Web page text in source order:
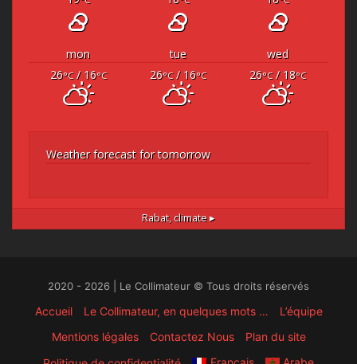
mon tue
wed
26°C/ 16°C 26°C/ 16°C 26°C/ 18°C
Weather forecast for tomorrow
Rabat, climate ▸
2020 - 2026 | Le Collimateur © Tous droits réservés
Accueil Le Collimateur, en quelques mots …
L’équipe
Mentions légales
Contactez Nous
Plan du site